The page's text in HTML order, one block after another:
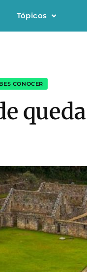
Tópicos
CONOCER